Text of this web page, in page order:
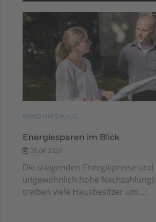
RUND UM'S HAUS
Energiesparen im Blick
25.06.2026
Die steigenden Energiepreise und
ungewöhnlich hohe
treiben viele Hausbesitzer um....